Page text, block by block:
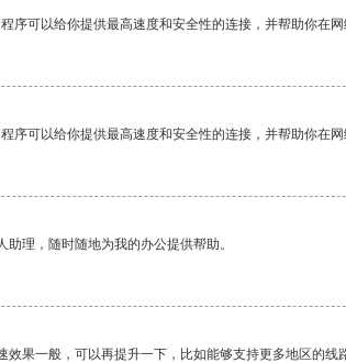
序可以给你提供最高速度和安全性的连接，并帮助你在网
序可以给你提供最高速度和安全性的连接，并帮助你在网
助理，随时随地为我的办公提供帮助。
效果一般，可以再提升一下，比如能够支持更多地区的线